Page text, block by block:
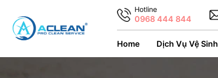
Hotline
0968 444 844
Home Dịch Vụ Vệ Sinh